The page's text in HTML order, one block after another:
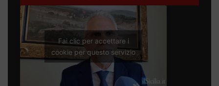
Fai clic per accettare i
cookie per questo servizio